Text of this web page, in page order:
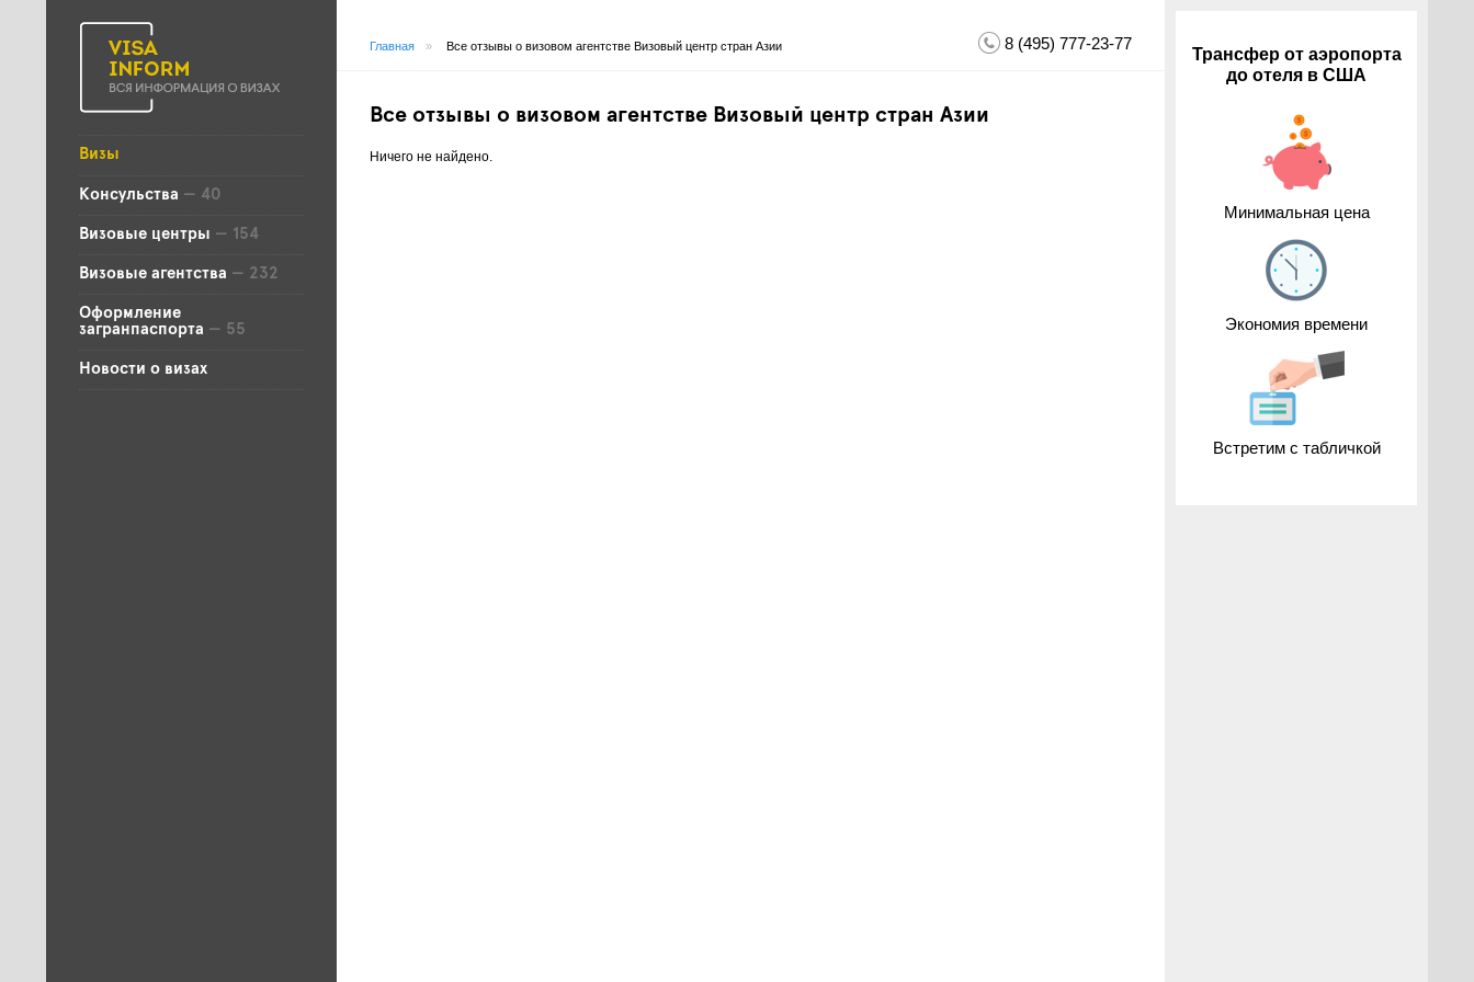
Визы
Консульства — 40
Визовые центры — 154
Визовые агентства — 232
Оформление
загранпаспорта — 55
Новости о визах
Главная » Все отзывы о визовом агентстве Визовый центр стран Азии 8 (495) 777-23-77
Все отзывы о визовом агентстве Визовый центр стран Азии
Ничего не найдено.
Трансфер от аэропорта
до отеля в США
Минимальная цена
Экономия времени
Встретим с табличкой